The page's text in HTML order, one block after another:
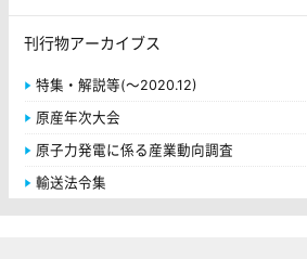
刊行物アーカイブス
特集・解説等(～2020.12)
原産年次大会
原子力発電に係る産業動向調査
輸送法令集